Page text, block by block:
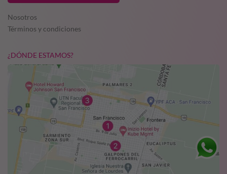
Nosotros
Términos y condiciones
¿DÓNDE ESTAMOS?